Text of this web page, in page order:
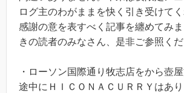
ログ主のわがままを快く引き受けて
感謝の意を表すべく記事を纏めてみ
きの読者のみなさん、是非ご参照くだ
・ローソン国際通り牧志店をから壺
途中にＨＩＣＯＮＡＣＵＲＲＹはあり